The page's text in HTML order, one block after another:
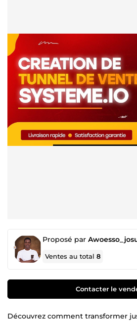
Proposé par
Ventes au total8
Contacter le
Découvrez comment transformer